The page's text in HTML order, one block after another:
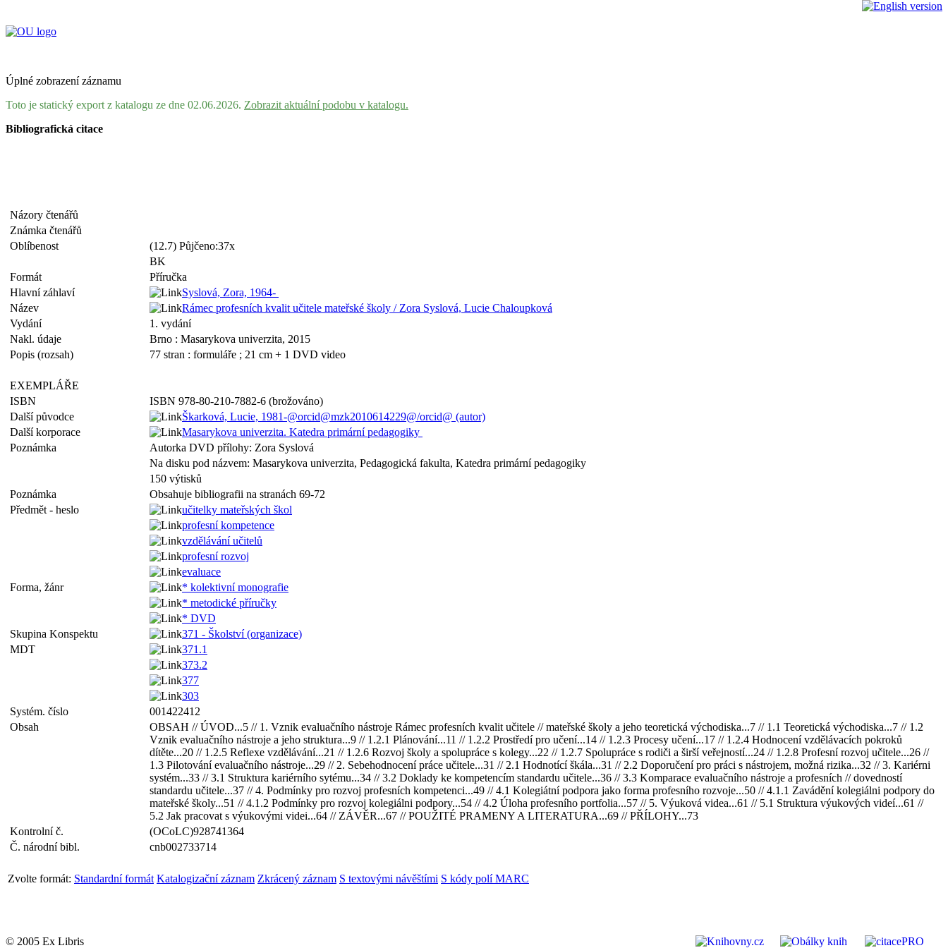
Úplné zobrazení záznamu
Toto je statický export z katalogu ze dne 02.06.2026. Zobrazit aktuální podobu v katalogu.
Bibliografická citace
Názory čtenářů
Známka čtenářů
Oblíbenost
(12.7) Půjčeno:37x
BK
Formát
Příručka
Hlavní záhlaví
Syslová, Zora, 1964-
Název
Rámec profesních kvalit učitele mateřské školy / Zora Syslová, Lucie Chaloupková
Vydání
1. vydání
Nakl. údaje
Brno : Masarykova univerzita, 2015
Popis (rozsah)
77 stran : formuláře ; 21 cm + 1 DVD video
EXEMPLÁŘE
ISBN
ISBN 978-80-210-7882-6 (brožováno)
Další původce
Škarková, Lucie, 1981-@orcid@mzk2010614229@/orcid@ (autor)
Další korporace
Masarykova univerzita. Katedra primární pedagogiky
Poznámka
Autorka DVD přílohy: Zora Syslová
Na disku pod názvem: Masarykova univerzita, Pedagogická fakulta, Katedra primární pedagogiky
150 výtisků
Poznámka
Obsahuje bibliografii na stranách 69-72
Předmět - heslo
učitelky mateřských škol
profesní kompetence
vzdělávání učitelů
profesní rozvoj
evaluace
Forma, žánr
* kolektivní monografie
* metodické příručky
* DVD
Skupina Konspektu
371 - Školství (organizace)
MDT
371.1
373.2
377
303
Systém. číslo
001422412
Obsah
OBSAH // ÚVOD...5 // 1. Vznik evaluačního nástroje Rámec profesních kvalit učitele // mateřské školy a jeho teoretická východiska...7 // 1.1 Teoretická východiska...7 // 1.2
Vznik evaluačního nástroje a jeho struktura...9 // 1.2.1 Plánování...11 // 1.2.2 Prostředí pro učení...14 // 1.2.3 Procesy učení...17 // 1.2.4 Hodnocení vzdělávacích pokroků
dítěte...20 // 1.2.5 Reflexe vzdělávání...21 // 1.2.6 Rozvoj školy a spolupráce s kolegy...22 // 1.2.7 Spolupráce s rodiči a širší veřejností...24 // 1.2.8 Profesní rozvoj učitele...26 //
1.3 Pilotování evaluačního nástroje...29 // 2. Sebehodnocení práce učitele...31 // 2.1 Hodnotící škála...31 // 2.2 Doporučení pro práci s nástrojem, možná rizika...32 // 3. Kariérni
systém...33 // 3.1 Struktura kariérního sytému...34 // 3.2 Doklady ke kompetencím standardu učitele...36 // 3.3 Komparace evaluačního nástroje a profesních // dovedností
standardu učitele...37 // 4. Podmínky pro rozvoj profesních kompetenci...49 // 4.1 Kolegiátní podpora jako forma profesního rozvoje...50 // 4.1.1 Zavádění kolegiálni podpory do
mateřské školy...51 // 4.1.2 Podmínky pro rozvoj kolegiálni podpory...54 // 4.2 Úloha profesního portfolia...57 // 5. Výuková videa...61 // 5.1 Struktura výukových videí...61 //
5.2 Jak pracovat s výukovými videi...64 // ZÁVĚR...67 // POUŽITÉ PRAMENY A LITERATURA...69 // PŘÍLOHY...73
Kontrolní č.
(OCoLC)928741364
Č. národní bibl.
cnb002733714
Zvolte formát: Standardní formát Katalogizační záznam Zkrácený záznam S textovými návěštími S kódy polí MARC
© 2005 Ex Libris